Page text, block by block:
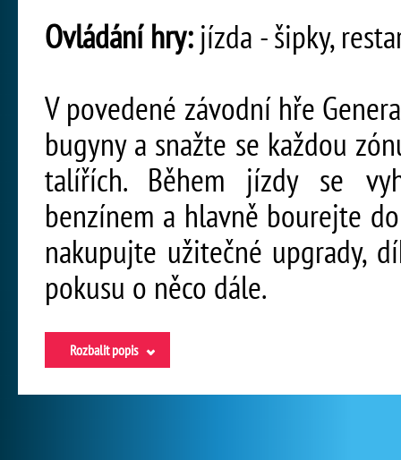
Ovládání hry:jízda - šipky,
V povedené závodní hře
bugyny a snažte se každou
talířích. Během jízdy se
benzínem a hlavně bourejte
nakupujte užitečné upgrady,
pokusu o něco dále.
Rozbalit popis